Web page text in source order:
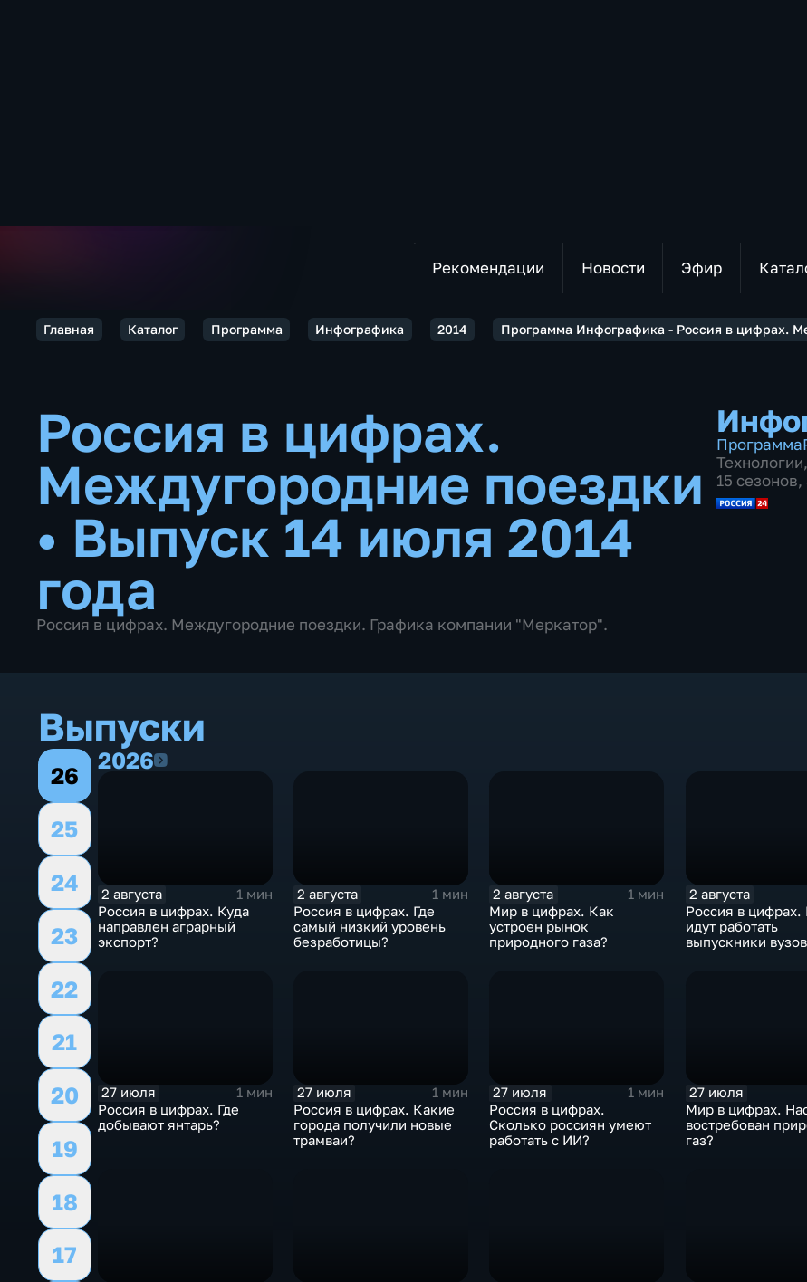
Рекомендации Новости Эфир
Главная Каталог Программа Инфографика 2014 Программа Инфографика - Россия в цифрах.
Россия в цифрах.
Междугородние поездки
• Выпуск 14 июля 2014
года
Россия в цифрах. Междугородние поездки. Графика компании "Меркатор".
Программа
Технологии,
15
Выпуски
26
25
24
23
22
21
20
19
18
17
20262026
2 августа
1 мин
Россия в цифрах. Куда
направлен аграрный
экспорт?
2 августа
1 мин
Россия в цифрах. Где
самый низкий уровень
безработицы?
2 августа
1 мин
Мир в цифрах. Как
устроен рынок
природного газа?
2 августа
Россия в цифрах.
идут работать
выпускники
27 июля
1 мин
Россия в цифрах. Где
добывают янтарь?
27 июля
1 мин
Россия в цифрах. Какие
города получили новые
трамваи?
27 июля
1 мин
Россия в цифрах.
Сколько россиян умеют
работать с ИИ?
27 июля
Мир в цифрах.
востребован
газ?